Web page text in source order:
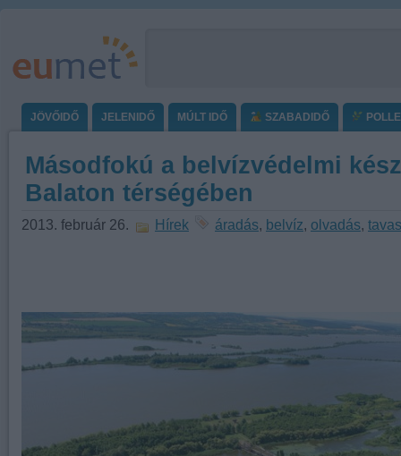
JÖVŐIDŐ JELENIDŐ MÚLT IDŐ SZABADIDŐ
Másodfokú a belvízvédelmi
Balaton térségében
2013. február 26. Hírek áradás, belvíz, olvadás,